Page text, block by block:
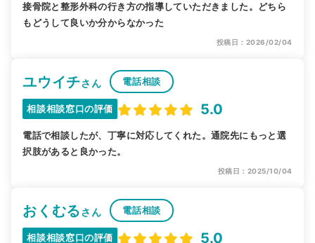
接骨院と整形外科の行き方の指導していただきました。どちら
もどうして良いか分からなかった
投稿日：2026/02/04
ユウイチさん 電話相談
相談相談窓口の評価 5.0
電話で相談したが、丁寧に対応してくれた。通院先にもっと選
択肢があると良かった。
投稿日：2025/10/04
おくむるさん 電話相談
相談相談窓口の評価 5.0